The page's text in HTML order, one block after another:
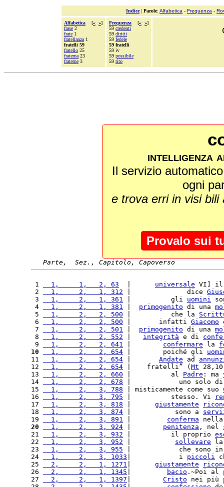
Indice| Parole: Alfabetica - Frequenza -
Alfabetica [« »]
frase 2
frate 1
fratellanza 1
fratelli 59
fratello 25
fraterna 23
fraterne 3
Frequenza [« »]
59 credenti
59 diritti
59 fedele
59 fratelli
59 iv
59 possibile
59 rito
intelligenza
Il servizio
ogni
e trova erri in visi
Provalo sui
Parte,  Sez., Capitolo, Capoverso
1
  1,     1,   2, 63
universale VI]
2
  1,     2,   1, 312
|              dice
3
  1,     2,   1, 361
|          gli uomini
4
  1,     2,   1, 381
primogenito di una
5
  1,     2,   2, 500
|          che la
6
  1,     2,   2, 500
|       infatti Giacomo
7
  1,     2,   2, 501
primogenito di una
8
  1,     2,   2, 552
integrità e di
9
  1,     2,   2, 641
confermare la
10
  1,     2,   2, 654
|        poiché gli
11
  1,     2,   2, 654
Andate ad
12
  1,     2,   2, 654
|    fratelli” ( Mt
13
  1,     2,   2, 660
|          al Padre : ma
14
  1,     2,   2, 678
|            uno solo di
15
  1,     2,   3, 788
| misticamente come suo
16
  1,     2,   3, 795
|          stesso. Vi
17
  1,     2,   3, 818
giustamente
18
  1,     2,   3, 874
|           sono a
19
  1,     2,   3, 891
conferma
20
  1,     2,   3, 924
penitenza , nel
21
  1,     2,   3, 932
|          il proprio
22
  1,     2,   3, 952
sollevare
23
  1,     2,   3, 955
|            che sono
24
  1,     2,   3, 1033
|            i piccoli
25
  2,     2,   1, 1271
giustamente
26
  2,     2,   1, 1345
bacio .~Poi al
27
  2,     2,   1, 1397
Cristo nei più